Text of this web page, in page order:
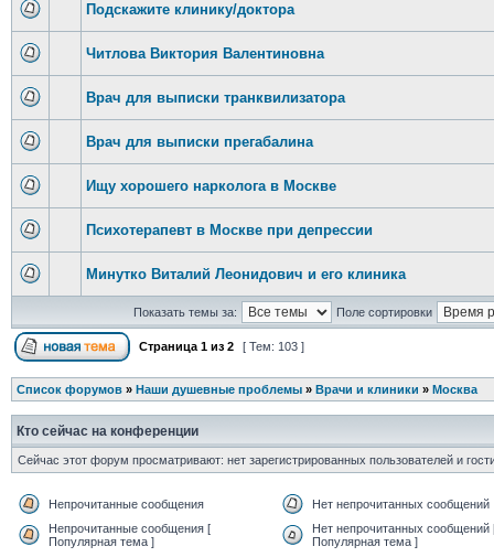
Подскажите клинику/доктора
Читлова Виктория Валентиновна
Врач для выписки транквилизатора
Врач для выписки прегабалина
Ищу хорошего нарколога в Москве
Психотерапевт в Москве при депрессии
Минутко Виталий Леонидович и его клиника
Показать темы за: Поле сортировки
Страница 1из 2 [ Тем: 103 ]
Список форумов» Наши душевные проблемы» Врачи и клиники » Москва
Кто сейчас на конференции
Сейчас этот форум просматривают: нет зарегистрированных пользователей и
Непрочитанные сообщения
Нет непрочитанных сообщений
Непрочитанные сообщения [
Популярная тема ]
Нет непрочитанных сообщений
Популярная тема ]